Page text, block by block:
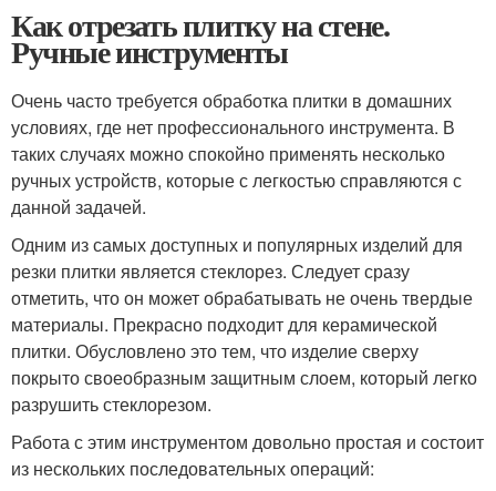
Как отрезать плитку на стене.
Ручные инструменты
Очень часто требуется обработка плитки в домашних
условиях, где нет профессионального инструмента. В
таких случаях можно спокойно применять несколько
ручных устройств, которые с легкостью справляются с
данной задачей.
Одним из самых доступных и популярных изделий для
резки плитки является стеклорез. Следует сразу
отметить, что он может обрабатывать не очень твердые
материалы. Прекрасно подходит для керамической
плитки. Обусловлено это тем, что изделие сверху
покрыто своеобразным защитным слоем, который легко
разрушить стеклорезом.
Работа с этим инструментом довольно простая и состоит
из нескольких последовательных операций: